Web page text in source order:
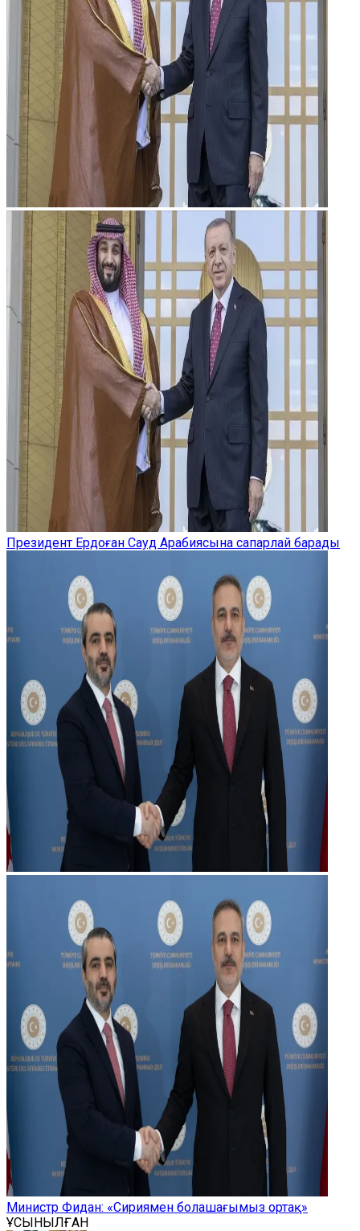
Президент Ердоған Сауд Арабиясына сапарлай барады
Министр Фидан: «Сириямен болашағымыз ортақ»
ҰСЫНЫЛҒАН